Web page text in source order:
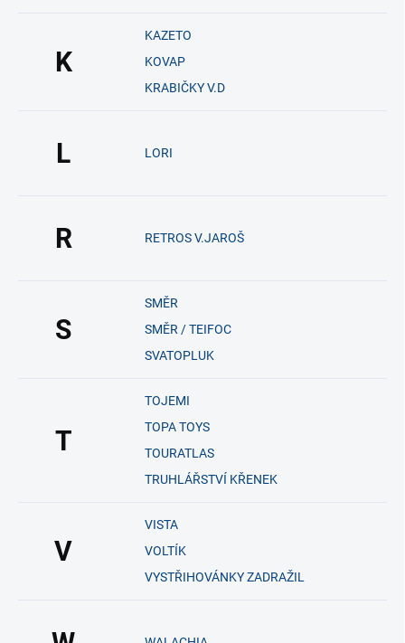
K
KAZETO
KOVAP
KRABIČKY V.D
L LORI
R RETROS V.JAROŠ
S
SMĚR
SMĚR / TEIFOC
SVATOPLUK
T
TOJEMI
TOPA TOYS
TOURATLAS
TRUHLÁŘSTVÍ KŘENEK
V
VISTA
VOLTÍK
VYSTŘIHOVÁNKY ZADRAŽIL